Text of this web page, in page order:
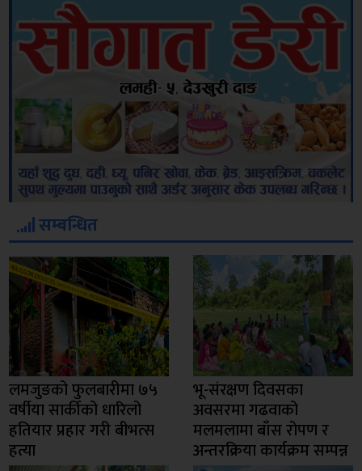
सम्बन्धित
लमजुङको फुलबारीमा ७५
वर्षीया सार्कीको धारिलो
हतियार प्रहार गरी बीभत्स
हत्या
भू-संरक्षण दिवसका
अवसरमा गढवाको
मलमलामा बाँस रोपण र
अन्तरक्रिया कार्यक्रम सम्पन्न